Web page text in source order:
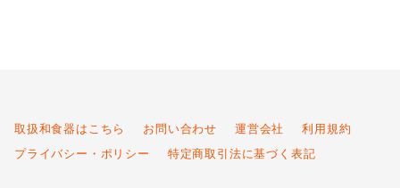
取扱和食器はこちら お問い合わせ 運営会社 利用規約
プライバシー・ポリシー 特定商取引法に基づく表記